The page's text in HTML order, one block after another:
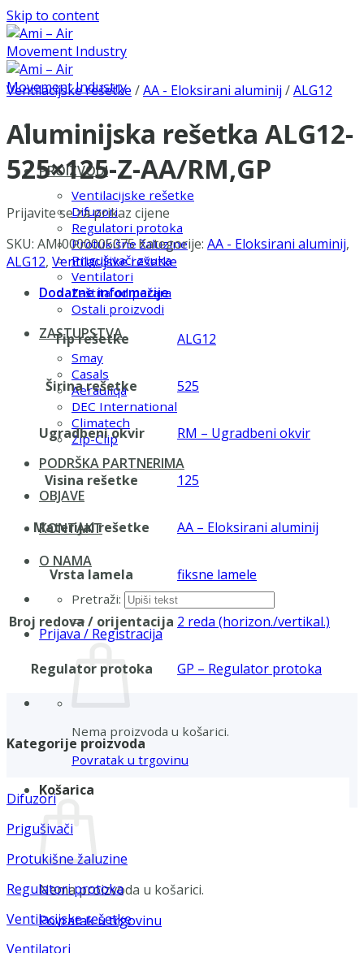
Skip to content
PROIZVODI
Ventilacijske rešetke
Difuzori
Regulatori protoka
Protukišne žaluzine
Prigušivači zvuka
Ventilatori
Zaštita od požara
Ostali proizvodi
ZASTUPSTVA
Smay
Casals
Aerauliqa
DEC International
Climatech
Zip-Clip
PODRŠKA PARTNERIMA
OBJAVE
KONTAKT
O NAMA
Pretraži:
Prijava / Registracija
Nema proizvoda u košarici.
Povratak u trgovinu
Košarica
Nema proizvoda u košarici.
Povratak u trgovinu
Ventilacijske rešetke /AA - Eloksirani aluminij /ALG12
Aluminijska rešetka ALG12-
525×125-Z-AA/RM,GP
Prijavite se za prikaz cijene
SKU: AMI0000005075 Kategorije: AA - Eloksirani aluminij,
ALG12, Ventilacijske rešetke
Dodatne informacije
Tip rešetke ALG12
Širina rešetke 525
Ugradbeni okvir RM – Ugradbeni okvir
Visina rešetke 125
Materijal rešetke AA – Eloksirani aluminij
Vrsta lamela fiksne lamele
Broj redova / orijentacija 2 reda (horizon./vertikal.)
Regulator protoka GP – Regulator protoka
Kategorije proizvoda
Difuzori
Prigušivači
Protukišne žaluzine
Regulatori protoka
Ventilacijske rešetke
Ventilatori